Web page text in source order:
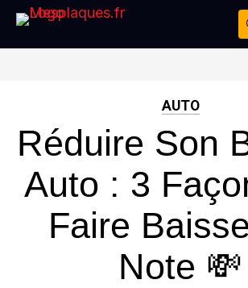
AUTO
Réduire Son
Auto : 3
Faire
Note 💸